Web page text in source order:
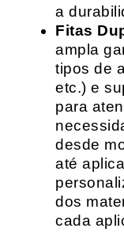
a
Fitas
ampla
tipos de
etc.) e
para
desde
até
dos
cada